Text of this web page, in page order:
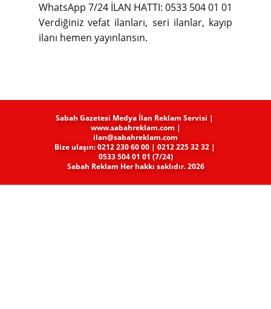
WhatsApp 7/24 İLAN HATTI: 0533 504 01 01
Verdiğiniz vefat ilanları, seri ilanlar, kayıp
ilanı hemen yayınlansın.
Sabah Gazetesi Medya​ İlan Reklam Servisi |
www.sabahreklam.com |
ilan@sabahreklam.com
Bize ulaşın: 0212 230 60 00 | 0212 225 32 32 |
0533 504 01 01 (7/24)
Sabah Reklam Her hakkı saklıdır. 2026